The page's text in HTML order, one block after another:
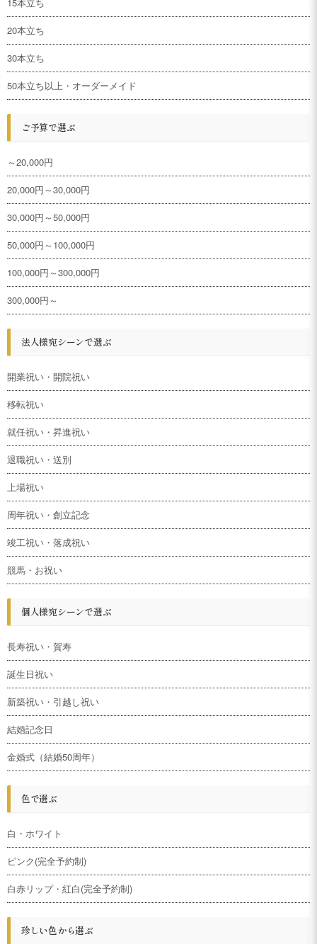
20本立ち
30本立ち
50本立ち以上・オーダーメイド
ご予算で選ぶ
～20,000円
20,000円～30,000円
30,000円～50,000円
50,000円～100,000円
100,000円～300,000円
300,000円～
法人様宛シーンで選ぶ
開業祝い・開院祝い
移転祝い
就任祝い・昇進祝い
退職祝い・送別
上場祝い
周年祝い・創立記念
竣工祝い・落成祝い
競馬・お祝い
個人様宛シーンで選ぶ
長寿祝い・賀寿
誕生日祝い
新築祝い・引越し祝い
結婚記念日
金婚式（結婚50周年）
色で選ぶ
白・ホワイト
ピンク(完全予約制)
白赤リップ・紅白(完全予約制)
珍しい色から選ぶ